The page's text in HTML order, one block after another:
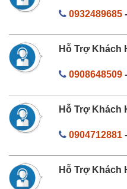
0932489685-
Hỗ Trợ Khách
0908648509-
Hỗ Trợ Khách
0904712881-
Hỗ Trợ Khách